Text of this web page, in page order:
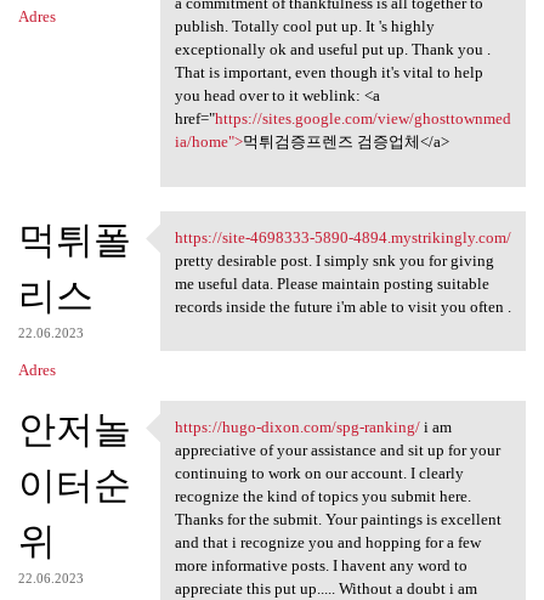
Adres
publish. Totally cool put up. It 's highly
exceptionally ok and useful put up. Thank you .
That is important, even though it's vital to help
you head over to it weblink: <a
href="https://sites.google.com/view/ghosttownmed
ia/home">먹튀검증프렌즈 검증업체</a>
먹튀폴
리스
22.06.2023
Adres
https://site-4698333-5890
https://site-4698333-5890-4894.mystrikingly.com/
pretty desirable post. I simply snk you for giving
me useful data. Please maintain posting suitable
records inside the future i'm able to visit you often .
안저놀
이터순
위
22.06.2023
https://hugo-dixon.com/spg
https://hugo-dixon.com/spg-ranking/i am
appreciative of your assistance and sit up for your
continuing to work on our account. I clearly
recognize the kind of topics you submit here.
Thanks for the submit. Your paintings is excellent
and that i recognize you and hopping for a few
more informative posts. I havent any word to
appreciate this put up..... Without a doubt i am